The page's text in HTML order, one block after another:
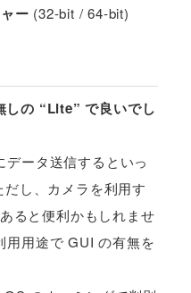
ー (32-bit / 64-bit)
しの “Lite” で良いでし
ータ送信するといっ
し、カメラを利用す
ると便利かもしれませ
用用途で GUI の有無を